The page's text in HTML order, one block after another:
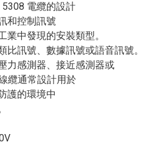
5308 電纜的設計
和控制訊號
業中發現的安裝類型。
比訊號、數據訊號或語音訊號。
力感測器、接近感測器或
纜通常設計用於
護的環境中
無鹵（耐火）電纜
特殊電纜，適用於各種工業和商
、交聯聚乙烯 (XLPE)、屏蔽層
護套等多種材料組合而成，使其
高的環境。這些材料的獨特組合
時也能保持其完整性和功能性，
高風險環境中不可或缺的組件。
用於電力分配和傳輸系統中，
至關重要。它們常用於發電廠、